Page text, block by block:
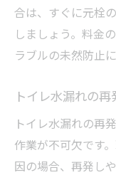
合は、すぐに元栓
しましょう。料金
ラブルの未然防止
トイレ水漏れの
トイレ水漏れの再
作業が不可欠です
因の場合、再発し